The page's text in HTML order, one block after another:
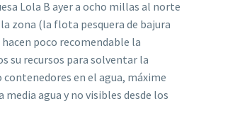
Lola B ayer a ocho millas al norte
zona (la flota pesquera de bajura
poco recomendable la
su recursos para solventar la
contenedores en el agua, máxime
agua y no visibles desde los